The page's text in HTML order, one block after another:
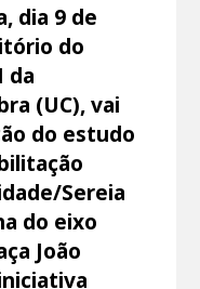
dia 9 de
do
da
(UC), vai
do estudo
Sereia
do eixo
João